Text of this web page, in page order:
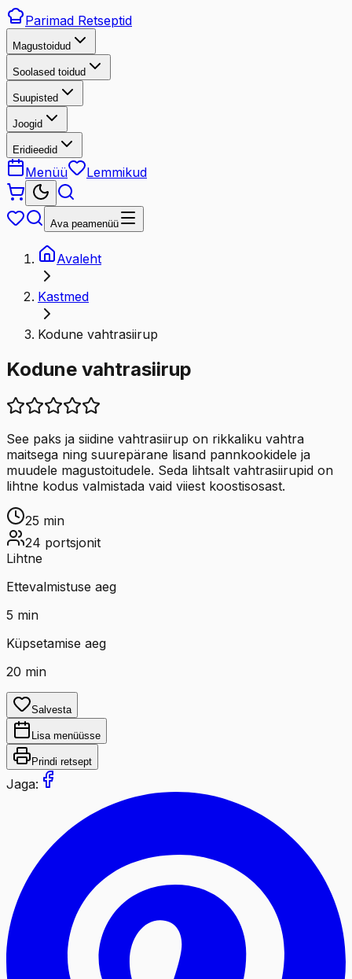
Parimad Retseptid
Magustoidud
Soolased toidud
Suupisted
Joogid
Eridieedid
Menüü Lemmikud
Ava peamenüü
Avaleht
Kastmed
Kodune vahtrasiirup
Kodune vahtrasiirup
See paks ja siidine vahtrasiirup on rikkaliku vahtra
maitsega ning suurepärane lisand pannkookidele ja
muudele magustoitudele. Seda lihtsalt vahtrasiirupid on
lihtne kodus valmistada vaid viiest koostisosast.
25 min
24 portsjonit
Lihtne
Ettevalmistuse aeg
5 min
Küpsetamise aeg
20 min
Salvesta
Lisa menüüsse
Prindi retsept
Jaga: